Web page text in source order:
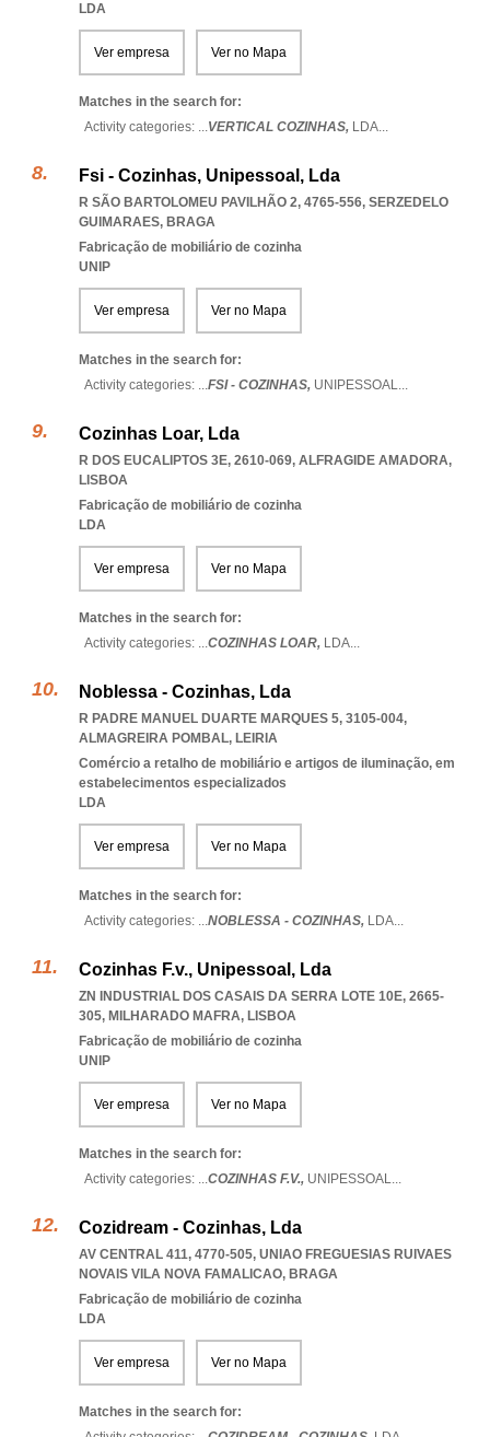
LDA
Ver empresa Ver no Mapa
Matches in the search for:
Activity categories: ...VERTICAL COZINHAS, LDA...
Fsi - Cozinhas, Unipessoal, Lda
R SÃO BARTOLOMEU PAVILHÃO 2, 4765-556, SERZEDELO
GUIMARAES, BRAGA
Fabricação de mobiliário de cozinha
UNIP
Ver empresa Ver no Mapa
Matches in the search for:
Activity categories: ...FSI - COZINHAS, UNIPESSOAL...
Cozinhas Loar, Lda
R DOS EUCALIPTOS 3E, 2610-069, ALFRAGIDE AMADORA,
LISBOA
Fabricação de mobiliário de cozinha
LDA
Ver empresa Ver no Mapa
Matches in the search for:
Activity categories: ...COZINHAS LOAR, LDA...
Noblessa - Cozinhas, Lda
R PADRE MANUEL DUARTE MARQUES 5, 3105-004,
ALMAGREIRA POMBAL, LEIRIA
Comércio a retalho de mobiliário e artigos de iluminação, em
estabelecimentos especializados
LDA
Ver empresa Ver no Mapa
Matches in the search for:
Activity categories: ...NOBLESSA - COZINHAS, LDA...
Cozinhas F.v., Unipessoal, Lda
ZN INDUSTRIAL DOS CASAIS DA SERRA LOTE 10E, 2665-
305, MILHARADO MAFRA, LISBOA
Fabricação de mobiliário de cozinha
UNIP
Ver empresa Ver no Mapa
Matches in the search for:
Activity categories: ...COZINHAS F.V., UNIPESSOAL...
Cozidream - Cozinhas, Lda
AV CENTRAL 411, 4770-505, UNIAO FREGUESIAS RUIVAES
NOVAIS VILA NOVA FAMALICAO, BRAGA
Fabricação de mobiliário de cozinha
LDA
Ver empresa Ver no Mapa
Matches in the search for: